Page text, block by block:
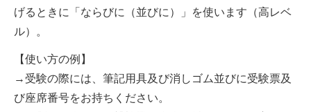
げるときに「ならびに（並びに）」を使います（高レベ
ル）。
【使い方の例】
→受験の際には、筆記用具及び消しゴム並びに受験票及
び座席番号をお持ちください。